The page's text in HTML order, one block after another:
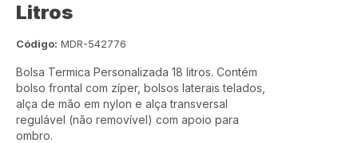
Litros
Código: MDR-542776
Bolsa Termica Personalizada 18 litros. Contém
bolso frontal com zíper, bolsos laterais telados,
alça de mão em nylon e alça transversal
regulável (não removível) com apoio para
ombro.